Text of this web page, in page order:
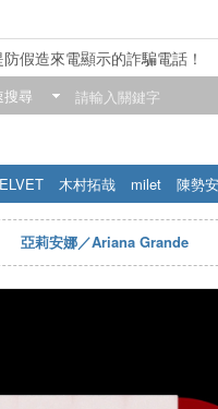
假造來電顯示的詐騙電話！
華門市營業時間調整公告】
搜尋
木村拓哉 milet
陳勢安
亞莉安娜／Ariana Grande